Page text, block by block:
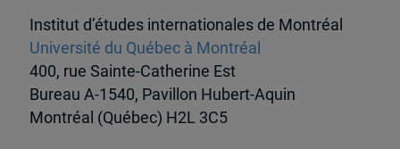
Institut d’études internationales de Montréal
Université du Québec à Montréal
400, rue Sainte-Catherine Est
Bureau A-1540, Pavillon Hubert-Aquin
Montréal (Québec) H2L 3C5